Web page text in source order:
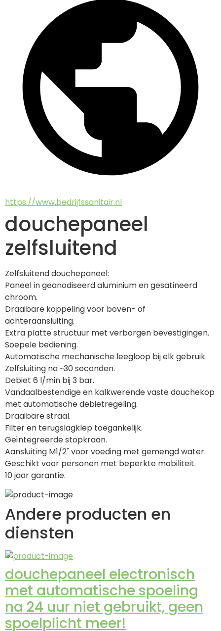
https://www.bedrijfssanitair.nl
douchepaneel
zelfsluitend
Zelfsluitend douchepaneel:
Paneel in geanodiseerd aluminium en gesatineerd
chroom.
Draaibare koppeling voor boven- of
achteraansluiting.
Extra platte structuur met verborgen bevestigingen.
Soepele bediening.
Automatische mechanische leegloop bij elk gebruik.
Zelfsluiting na ~30 seconden.
Debiet 6 l/min bij 3 bar.
Vandaalbestendige en kalkwerende vaste douchekop
met automatische debietregeling.
Draaibare straal.
Filter en terugslagklep toegankelijk.
Geïntegreerde stopkraan.
Aansluiting M1/2" voor voeding met gemengd water.
Geschikt voor personen met beperkte mobiliteit.
10 jaar garantie.
Andere producten en
diensten
douchepaneel electronisch
met automatische spoeling
na 24 uur niet gebruikt, geen
spoelplicht meer!